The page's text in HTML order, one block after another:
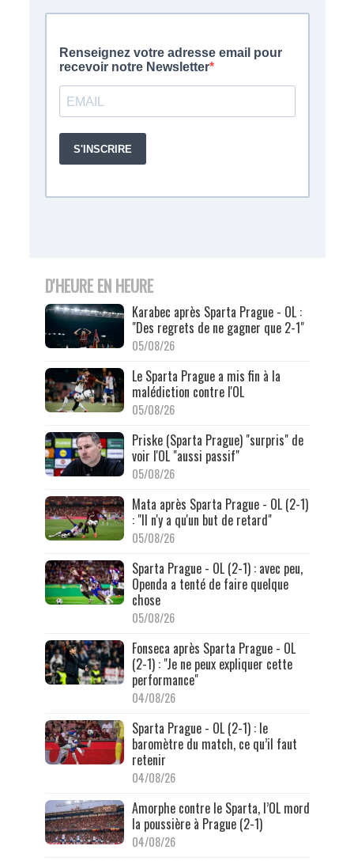
D'HEURE EN HEURE
Karabec après Sparta Prague - OL :
"Des regrets de ne gagner que 2-1"
05/08/26
Le Sparta Prague a mis fin à la
malédiction contre l'OL
05/08/26
Priske (Sparta Prague) "surpris" de
voir l'OL "aussi passif"
05/08/26
Mata après Sparta Prague - OL (2-1)
: "Il n'y a qu'un but de retard"
05/08/26
Sparta Prague - OL (2-1) : avec peu,
Openda a tenté de faire quelque
chose
05/08/26
Fonseca après Sparta Prague - OL
(2-1) : "Je ne peux expliquer cette
performance"
04/08/26
Sparta Prague - OL (2-1) : le
baromètre du match, ce qu’il faut
retenir
04/08/26
Amorphe contre le Sparta, l’OL mord
la poussière à Prague (2-1)
04/08/26